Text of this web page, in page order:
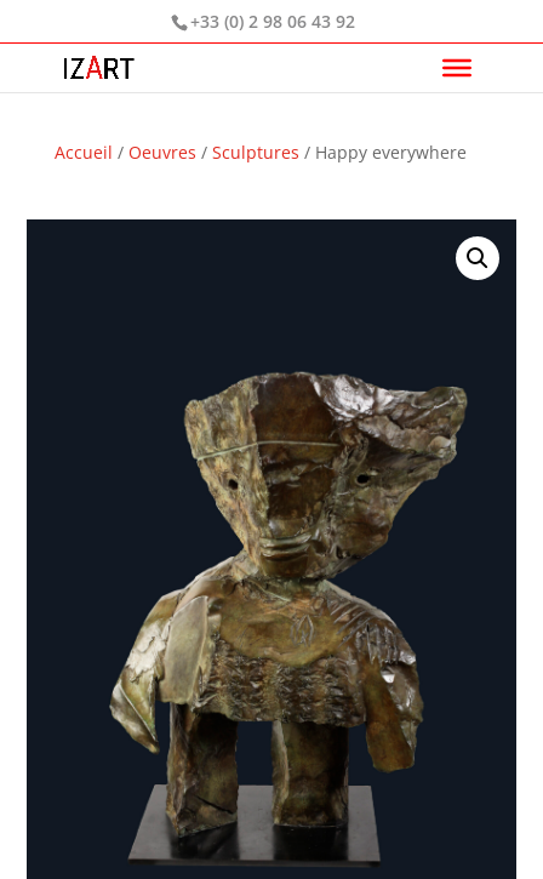
+33 (0) 2 98 06 43 92
Accueil / Oeuvres / Sculptures / Happy everywhere